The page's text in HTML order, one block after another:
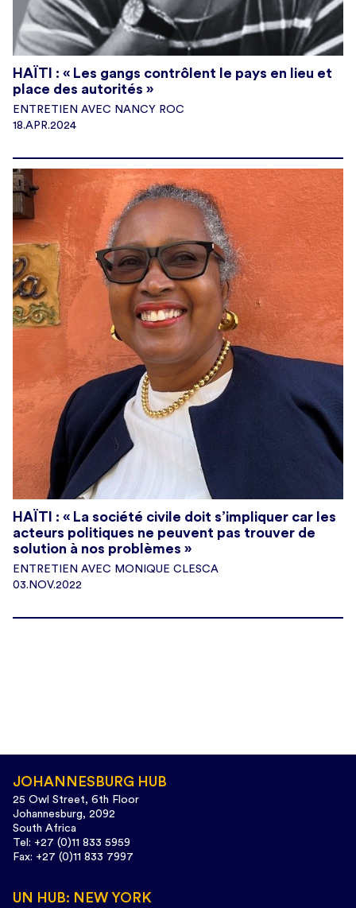
HAÏTI : « Les gangs contrôlent le pays en lieu et
place des autorités »
ENTRETIEN AVEC NANCY ROC
18.APR.2024
HAÏTI : « La société civile doit s’impliquer car les
acteurs politiques ne peuvent pas trouver de
solution à nos problèmes »
ENTRETIEN AVEC MONIQUE CLESCA
03.NOV.2022
JOHANNESBURG HUB
25 Owl Street, 6th Floor
Johannesburg, 2092
South Africa
Tel: +27 (0)11 833 5959
Fax: +27 (0)11 833 7997
UN HUB: NEW YORK